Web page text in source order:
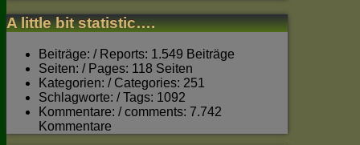
A little bit statistic….
Beiträge: / Reports: 1.549 Beiträge
Seiten: / Pages: 118 Seiten
Kategorien: / Categories: 251
Schlagworte: / Tags: 1092
Kommentare: / comments: 7.742
Kommentare